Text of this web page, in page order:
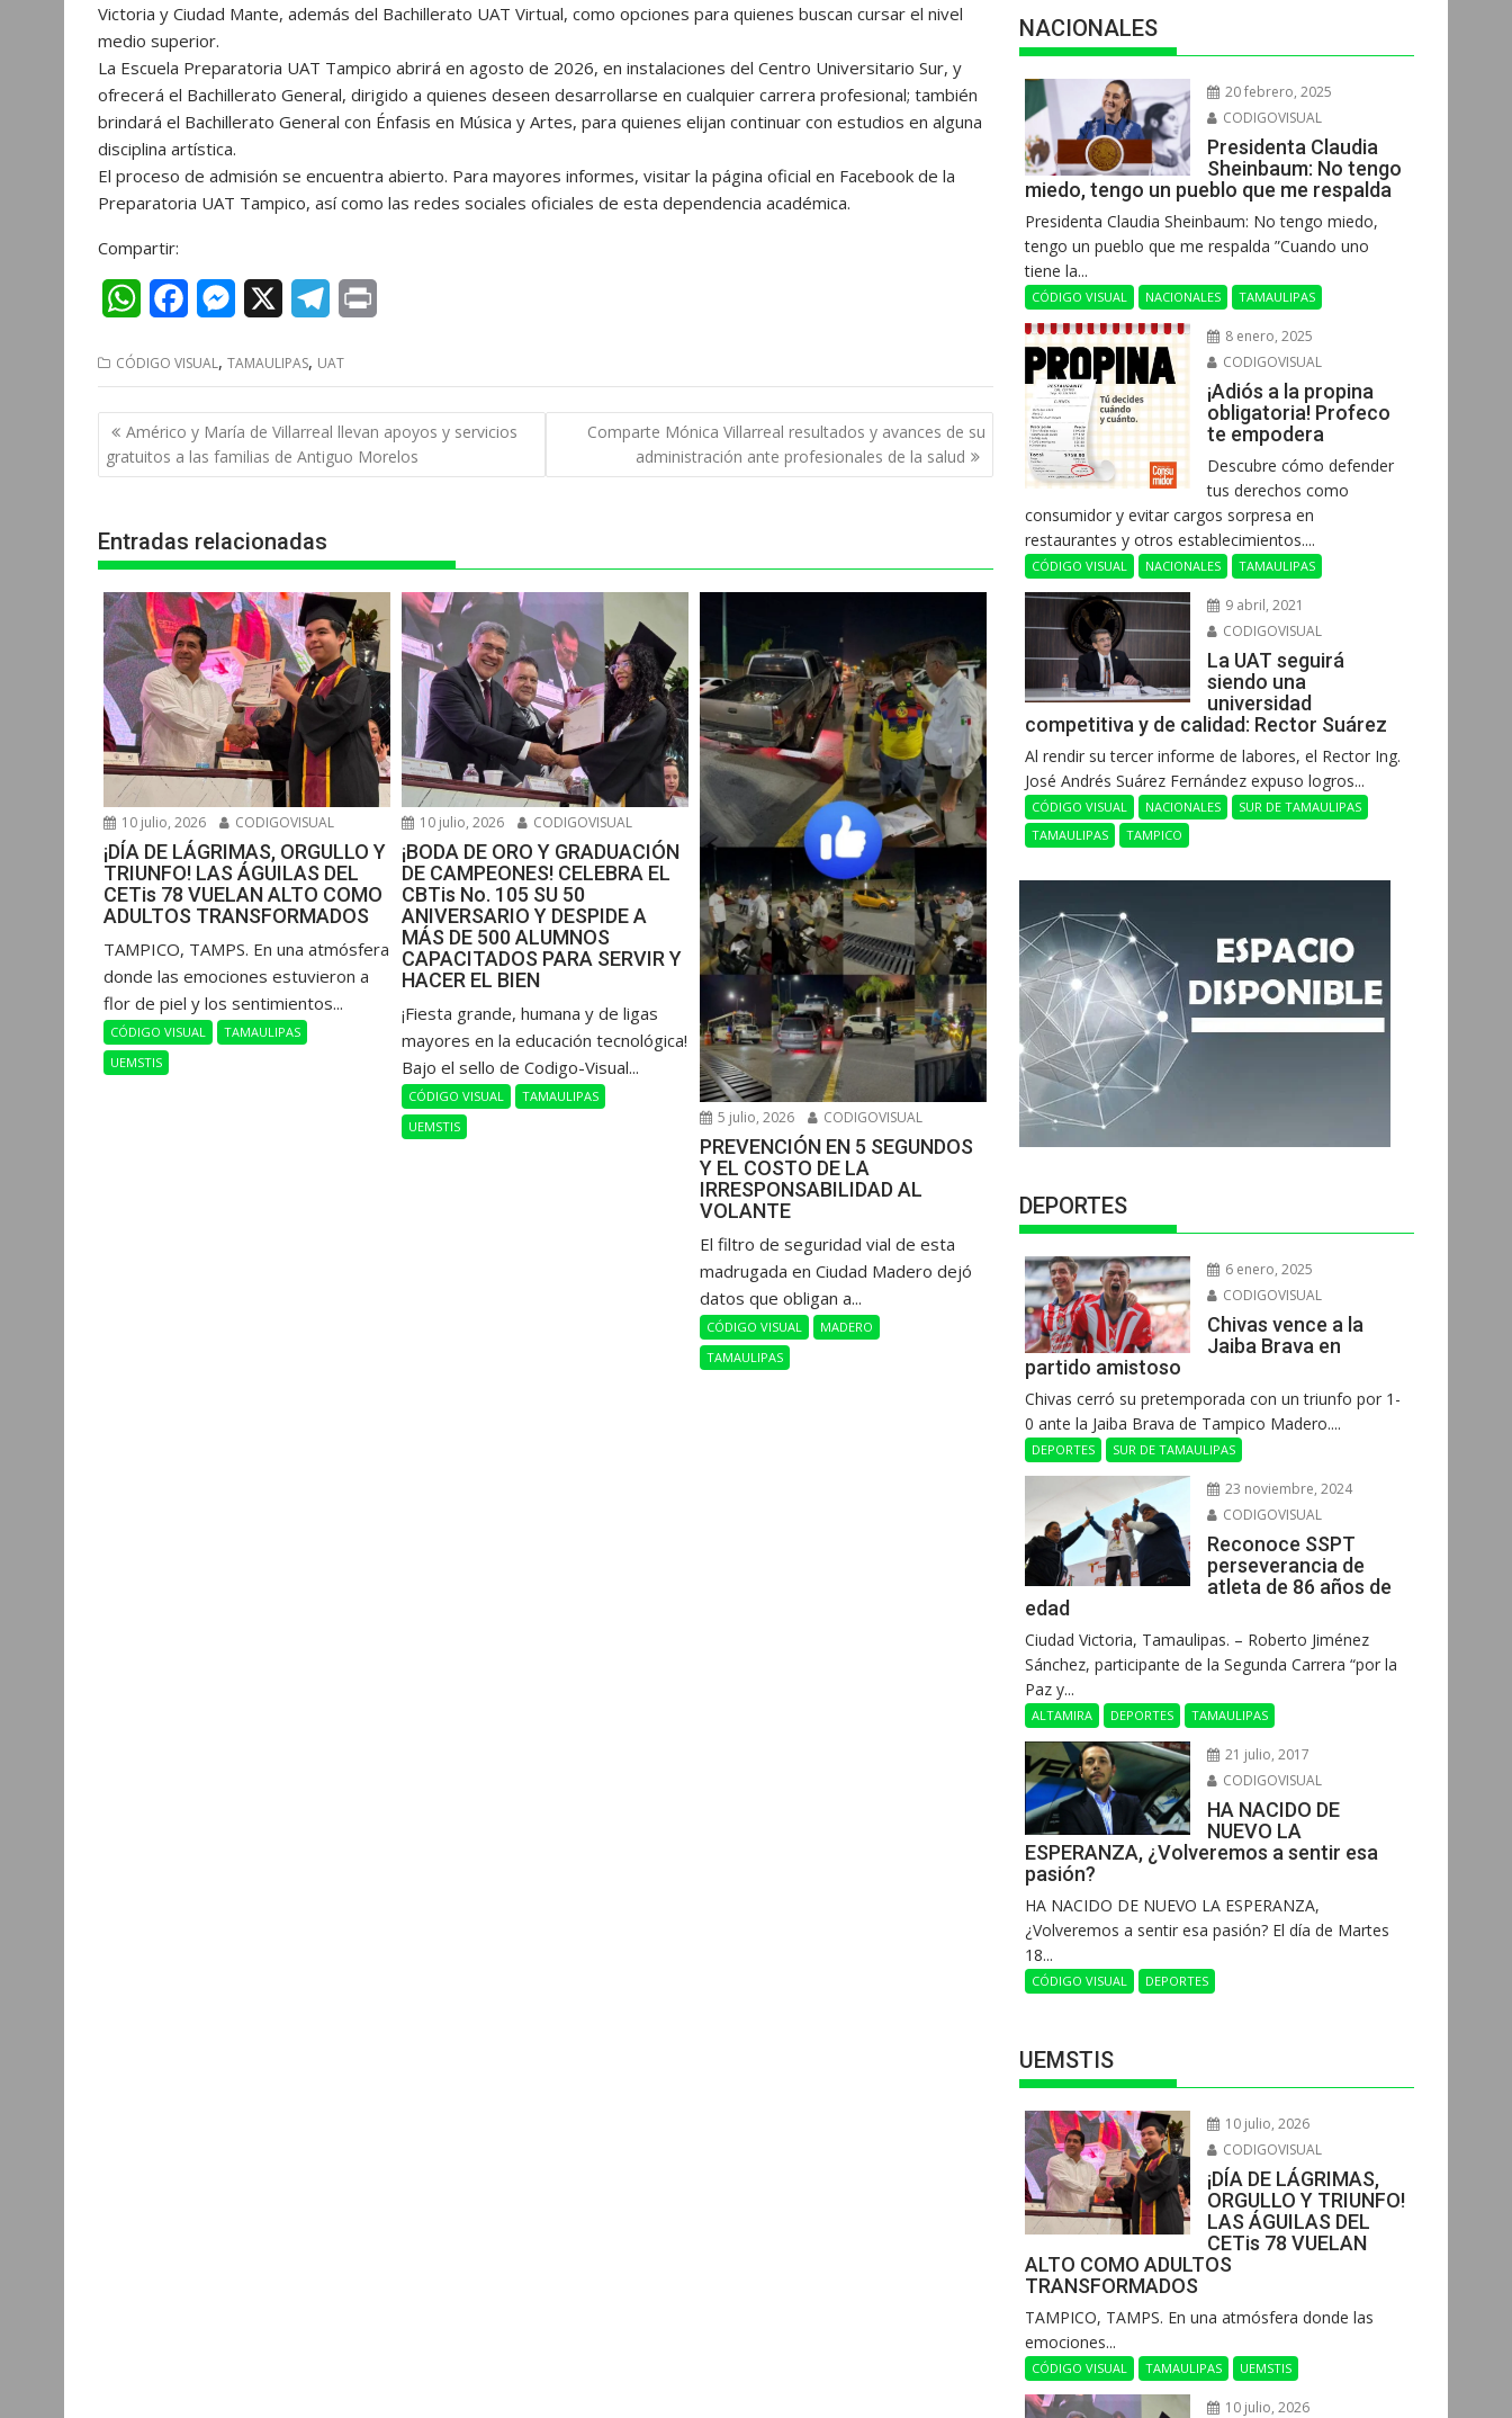
Victoria y Ciudad Mante, además del Bachillerato UAT Virtual, como opciones para quienes buscan cursar el nivel
medio superior.
La Escuela Preparatoria UAT Tampico abrirá en agosto de 2026, en instalaciones del Centro Universitario Sur, y
ofrecerá el Bachillerato General, dirigido a quienes deseen desarrollarse en cualquier carrera profesional; también
brindará el Bachillerato General con Énfasis en Música y Artes, para quienes elijan continuar con estudios en alguna
disciplina artística.
El proceso de admisión se encuentra abierto. Para mayores informes, visitar la página oficial en Facebook de la
Preparatoria UAT Tampico, así como las redes sociales oficiales de esta dependencia académica.
Compartir:
W
a
t
s
p
c
e
b
k
s
s
e
e
r
l
e
g
m
n
t
CÓDIGO VISUAL, TAMAULIPAS, UAT
Navegación
de
entradas
Américo y María de Villarreal llevan apoyos y servicios
gratuitos a las familias de Antiguo Morelos
Comparte Mónica Villarreal resultados y avances de su
administración ante profesionales de la salud
Entradas relacionadas
10 julio, 2026 CODIGOVISUAL
¡DÍA DE LÁGRIMAS, ORGULLO Y
TRIUNFO! LAS ÁGUILAS DEL
CETis 78 VUELAN ALTO COMO
ADULTOS TRANSFORMADOS
​TAMPICO, TAMPS. En una atmósfera
donde las emociones estuvieron a
flor de piel y los sentimientos...
CÓDIGO VISUAL
TAMAULIPAS
UEMSTIS
10 julio, 2026 CODIGOVISUAL
¡BODA DE ORO Y GRADUACIÓN
DE CAMPEONES! CELEBRA EL
CBTis No. 105 SU 50
ANIVERSARIO Y DESPIDE A
MÁS DE 500 ALUMNOS
CAPACITADOS PARA SERVIR Y
HACER EL BIEN
​¡Fiesta grande, humana y de ligas
mayores en la educación tecnológica!
Bajo el sello de Codigo-Visual...
CÓDIGO VISUAL
TAMAULIPAS
UEMSTIS
5 julio, 2026 CODIGOVISUAL
PREVENCIÓN EN 5 SEGUNDOS
Y EL COSTO DE LA
IRRESPONSABILIDAD AL
VOLANTE
​El filtro de seguridad vial de esta
madrugada en Ciudad Madero dejó
datos que obligan a...
CÓDIGO VISUAL
MADERO
TAMAULIPAS
NACIONALES
20 febrero, 2025
CODIGOVISUAL
Presidenta Claudia
Sheinbaum: No tengo
miedo, tengo un pueblo que me respalda
Presidenta Claudia Sheinbaum: No tengo miedo,
tengo un pueblo que me respalda ”Cuando uno
tiene la...
CÓDIGO VISUAL NACIONALES TAMAULIPAS
8 enero, 2025
CODIGOVISUAL
¡Adiós a la propina
obligatoria! Profeco
te empodera
Descubre cómo defender
tus derechos como
consumidor y evitar cargos sorpresa en
restaurantes y otros establecimientos....
CÓDIGO VISUAL NACIONALES TAMAULIPAS
9 abril, 2021
CODIGOVISUAL
La UAT seguirá
siendo una
universidad
competitiva y de calidad: Rector Suárez
Al rendir su tercer informe de labores, el Rector Ing.
José Andrés Suárez Fernández expuso logros...
CÓDIGO VISUAL NACIONALES
SUR DE TAMAULIPAS
TAMAULIPAS
TAMPICO
DEPORTES
6 enero, 2025
CODIGOVISUAL
Chivas vence a la
Jaiba Brava en
partido amistoso
Chivas cerró su pretemporada con un triunfo por 1-
0 ante la Jaiba Brava de Tampico Madero....
DEPORTES SUR DE TAMAULIPAS
23 noviembre, 2024
CODIGOVISUAL
Reconoce SSPT
perseverancia de
atleta de 86 años de
edad
Ciudad Victoria, Tamaulipas. – Roberto Jiménez
Sánchez, participante de la Segunda Carrera “por la
Paz y...
ALTAMIRA DEPORTES TAMAULIPAS
21 julio, 2017
CODIGOVISUAL
HA NACIDO DE
NUEVO LA
ESPERANZA, ¿Volveremos a sentir esa
pasión?
HA NACIDO DE NUEVO LA ESPERANZA,
¿Volveremos a sentir esa pasión? El día de Martes
18...
CÓDIGO VISUAL DEPORTES
UEMSTIS
10 julio, 2026
CODIGOVISUAL
¡DÍA DE LÁGRIMAS,
ORGULLO Y TRIUNFO!
LAS ÁGUILAS DEL
CETis 78 VUELAN
ALTO COMO ADULTOS
TRANSFORMADOS
​TAMPICO, TAMPS. En una atmósfera donde las
emociones...
CÓDIGO VISUAL TAMAULIPAS UEMSTIS
10 julio, 2026